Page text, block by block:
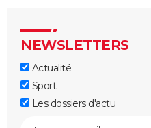
NEWSLETTERS
Actualité
Sport
Les dossiers d'actu